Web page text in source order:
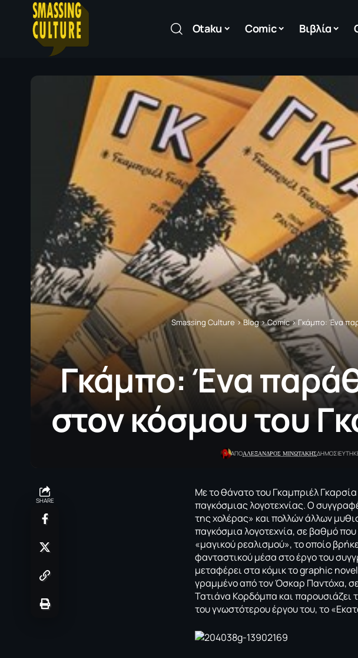
Otaku Comic Βιβλία
Smassing Culture >Blog>Comic> Γκάμπο: Ένα
Γκάμπο: Ένα
στον κόσμου του
ΑΠΟΑΛΕΞΑΝΔΡΟΣ ΜΙΝΩΤΑΚΗΣ
SHARE
Με το θάνατο του Γκαμπριέλ
παγκόσμιας λογοτεχνίας. Ο
της χολέρας» και πολλών άλλων
παγκόσμια λογοτεχνία, σε βαθμό
«μαγικού ρεαλισμού», το οποίο
φανταστικού μέσα στο έργο του
μεταφέρει στα κόμικ το graphic
γραμμένο από τον Όσκαρ Παντόχα,
Τατιάνα Κορδόμπα και παρουσιάζει
του γνωστότερου έργου του, το